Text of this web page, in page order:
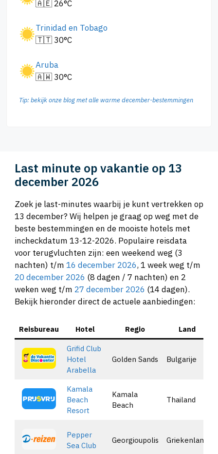
🇦🇪 26°C
Trinidad en Tobago
🇹🇹 30°C
Aruba
🇦🇼 30°C
Tip: bekijk onze blog met alle warme december-bestemmingen
Last minute op vakantie op 13
december 2026
Zoek je last-minutes waarbij je kunt vertrekken op
13 december? Wij helpen je graag op weg met de
beste bestemmingen en de mooiste hotels met
incheckdatum 13-12-2026. Populaire reisdata
voor terugvluchten zijn: een weekend weg (3
nachten) t/m 16 december 2026, 1 week weg t/m
20 december 2026 (8 dagen / 7 nachten) en 2
weken weg t/m 27 december 2026 (14 dagen).
Bekijk hieronder direct de actuele aanbiedingen:
Reisbureau Hotel Regio Land
Grifid Club
Hotel
Arabella
Golden Sands Bulgarije
Kamala
Beach
Resort
Kamala
Beach
Thailand
Pepper
Sea Club
Georgioupolis Griekenland